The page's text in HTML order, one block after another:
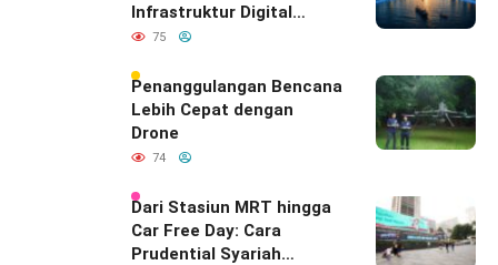
Infrastruktur Digital
Diam-Diam
Hubungan Indonesia–
India
75
Penanggulangan Bencana
Lebih Cepat dengan
Drone
74
Dari Stasiun MRT hingga
Car Free Day: Cara
Prudential Syariah